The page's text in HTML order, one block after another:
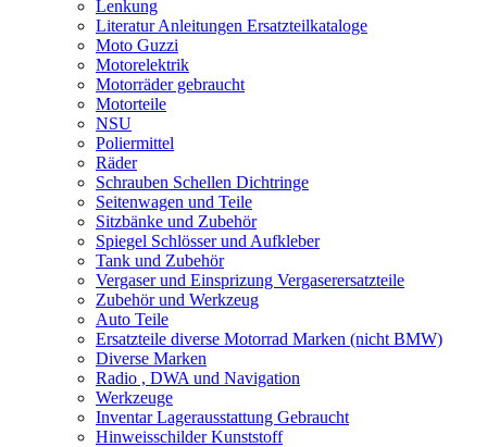
Lenkung
Literatur Anleitungen Ersatzteilkataloge
Moto Guzzi
Motorelektrik
Motorräder gebraucht
Motorteile
NSU
Poliermittel
Räder
Schrauben Schellen Dichtringe
Seitenwagen und Teile
Sitzbänke und Zubehör
Spiegel Schlösser und Aufkleber
Tank und Zubehör
Vergaser und Einsprizung Vergaserersatzteile
Zubehör und Werkzeug
Auto Teile
Ersatzteile diverse Motorrad Marken (nicht BMW)
Diverse Marken
Radio , DWA und Navigation
Werkzeuge
Inventar Lagerausstattung Gebraucht
Hinweisschilder Kunststoff